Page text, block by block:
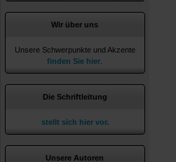
Wir über uns
Unsere Schwerpunkte und Akzente
finden Sie hier
Die Schriftleitung
stellt sich hier vor.
Unsere Autoren